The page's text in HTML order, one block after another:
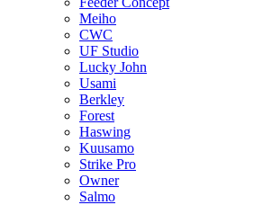
Meiho
CWC
UF Studio
Lucky John
Usami
Berkley
Forest
Haswing
Kuusamo
Strike Pro
Owner
Salmo